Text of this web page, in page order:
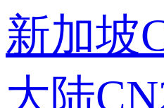
新加坡
大陆